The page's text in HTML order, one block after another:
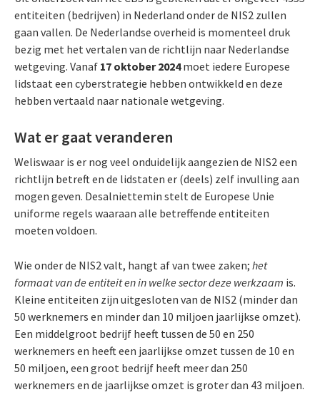
entiteiten (bedrijven) in Nederland onder de NIS2 zullen
gaan vallen. De Nederlandse overheid is momenteel druk
bezig met het vertalen van de richtlijn naar Nederlandse
wetgeving. Vanaf 17 oktober 2024moet iedere Europese
lidstaat een cyberstrategie hebben ontwikkeld en deze
hebben vertaald naar nationale wetgeving.
Wat er gaat veranderen
Weliswaar is er nog veel onduidelijk aangezien de NIS2 een
richtlijn betreft en de lidstaten er (deels) zelf invulling aan
mogen geven. Desalniettemin stelt de Europese Unie
uniforme regels waaraan alle betreffende entiteiten
moeten voldoen.
Wie onder de NIS2 valt, hangt af van twee zaken; het
formaat van de entiteit en in welke sector deze werkzaam is.
Kleine entiteiten zijn uitgesloten van de NIS2 (minder dan
50 werknemers en minder dan 10 miljoen jaarlijkse omzet).
Een middelgroot bedrijf heeft tussen de 50 en 250
werknemers en heeft een jaarlijkse omzet tussen de 10 en
50 miljoen, een groot bedrijf heeft meer dan 250
werknemers en de jaarlijkse omzet is groter dan 43 miljoen.